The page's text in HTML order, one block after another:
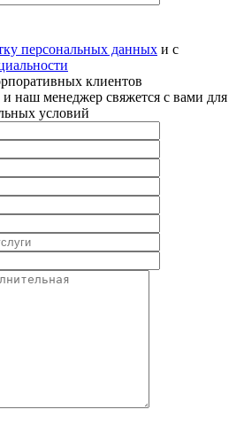
персональных данных и с
клиентов
наш менеджер свяжется с вами для
условий